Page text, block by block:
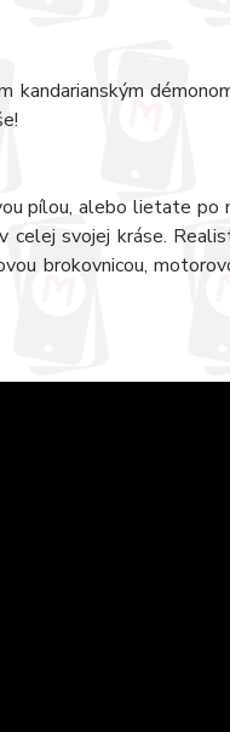
pílou, alebo lietate po
svojej kráse.
brokovnicou,